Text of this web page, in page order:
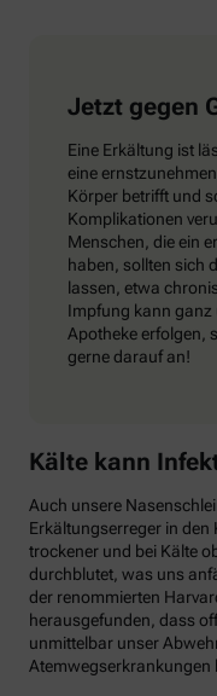
Jetzt gegen
Eine Erkältung ist
eine
Körper betrifft und
Komplikationen
Menschen, die ein
haben, sollten sich
lassen, etwa
Impfung kann
Apotheke erfolgen,
gerne darauf an!
Kälte kann
Auch unsere
Erkältungserreger in den
trockener und bei Kälte
durchblutet, was uns
der renommierten
herausgefunden, dass
unmittelbar unser
Atemwegserkrankungen